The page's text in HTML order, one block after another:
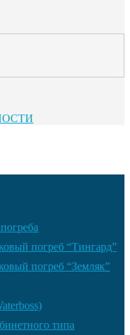
погреб “Тингард”
погреб “Земляк”
типа